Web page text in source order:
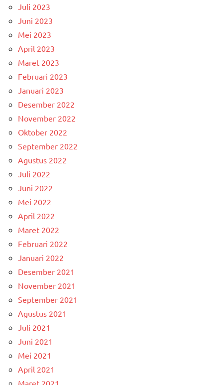
Juli 2023
Juni 2023
Mei 2023
April 2023
Maret 2023
Februari 2023
Januari 2023
Desember 2022
November 2022
Oktober 2022
September 2022
Agustus 2022
Juli 2022
Juni 2022
Mei 2022
April 2022
Maret 2022
Februari 2022
Januari 2022
Desember 2021
November 2021
September 2021
Agustus 2021
Juli 2021
Juni 2021
Mei 2021
April 2021